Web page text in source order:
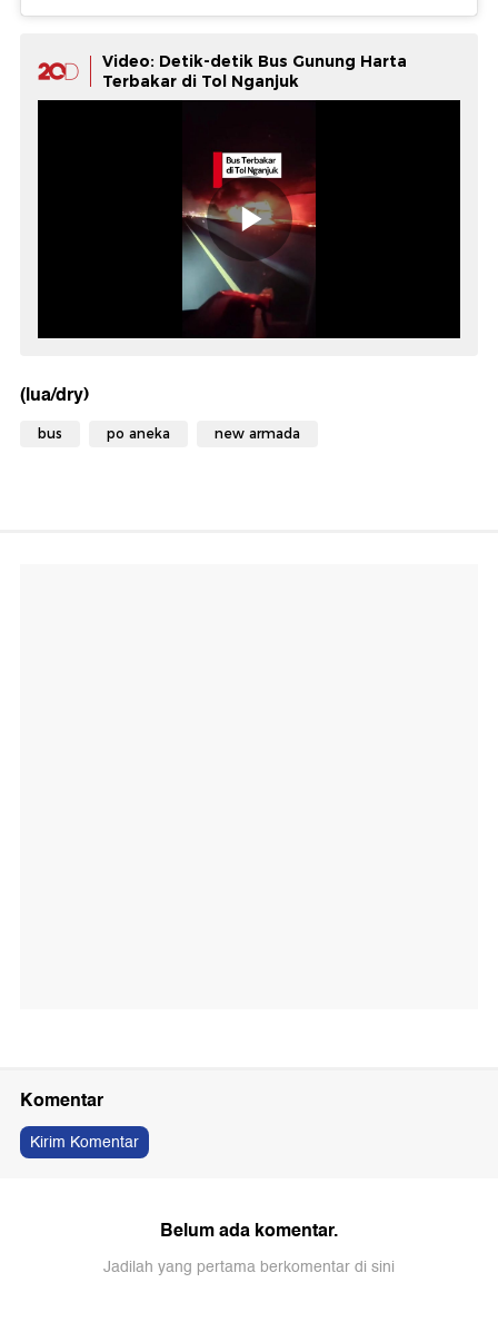
Video: Detik-detik Bus Gunung Harta
Terbakar di Tol Nganjuk
(lua/dry)
bus po aneka new armada
Komentar
Kirim Komentar
Belum ada komentar.
Jadilah yang pertama berkomentar di sini